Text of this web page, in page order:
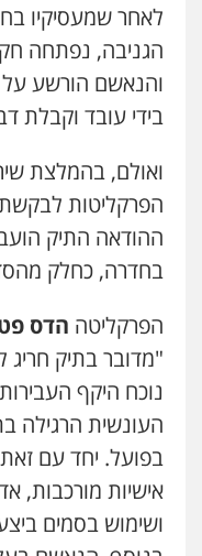
–
פלילי
עו"ד
וחקירות
גיל
פלילי
עורך
פלילי
חנא
פלילי
לאחר שמעסיקיו
הגניבה, נפתחה
והנאשם הורשע על
בידי עובד וקבלת
ואולם, בהמלצת
הפרקליטות
ההודאה התיק
בחדרה, כחלק
הפרקליטה הדס
"מדובר בתיק
נוכח היקף
העונשית הרגילה
בפועל. יחד עם
אישיות מורכבות,
ושימוש בסמים